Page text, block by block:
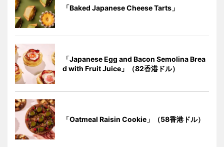
「Baked Japanese Cheese Tarts」
「Japanese Egg and Bacon Semolina Brea
d with Fruit Juice」（82香港ドル）
「Oatmeal Raisin Cookie」（58香港ドル）